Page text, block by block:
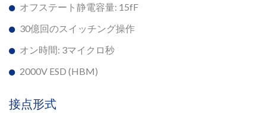
オフステート静電容量: 15fF
30億回のスイッチング操作
オン時間: 3マイクロ秒
2000V ESD (HBM)
接点形式